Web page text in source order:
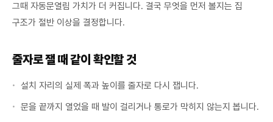
그때 자동문열림 가치가 더 커집니다. 결국 무엇을 먼저 볼지는 집
구조가 절반 이상을 결정합니다.
줄자로 잴 때 같이 확인할 것
설치 자리의 실제 폭과 높이를 줄자로 다시 잽니다.
문을 끝까지 열었을 때 발이 걸리거나 통로가 막히지 않는지 봅니다.